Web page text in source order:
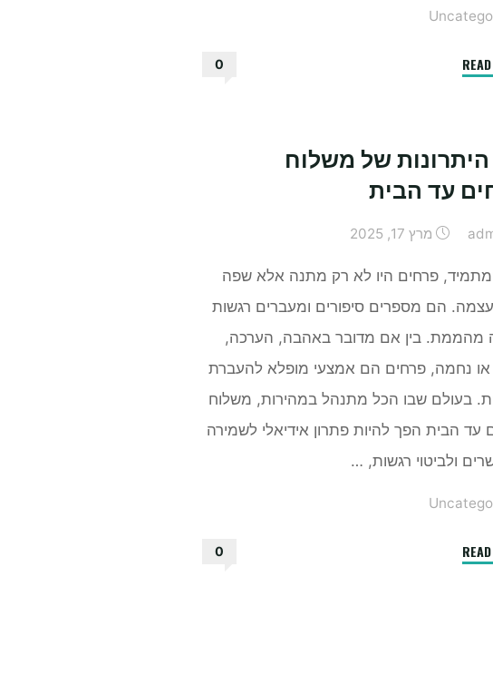
0
של משלוח
עד הבית
מרץ 17, 2025
פרחים היו לא רק מתנה אלא שפה
הם מספרים סיפורים ומעברים רגשות
מהממת. בין אם מדובר באהבה, הערכה,
או נחמה, פרחים הם אמצעי מופלא להעברת
בעולם שבו הכל מתנהל במהירות, משלוח
עד הבית הפך להיות פתרון אידיאלי לשמירה
ולביטוי רגשות, …
0